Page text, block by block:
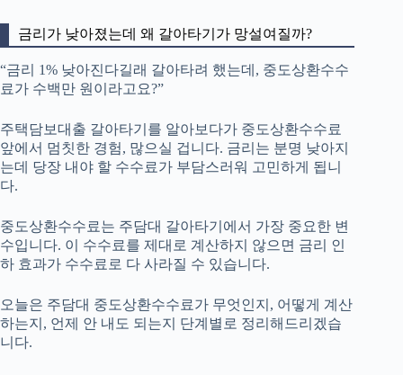
금리가 낮아졌는데 왜 갈아타기가 망설여질까?
“금리 1% 낮아진다길래 갈아타려 했는데, 중도상환수수
료가 수백만 원이라고요?”
주택담보대출 갈아타기를 알아보다가 중도상환수수료
앞에서 멈칫한 경험, 많으실 겁니다. 금리는 분명 낮아지
는데 당장 내야 할 수수료가 부담스러워 고민하게 됩니
다.
중도상환수수료는 주담대 갈아타기에서 가장 중요한 변
수입니다. 이 수수료를 제대로 계산하지 않으면 금리 인
하 효과가 수수료로 다 사라질 수 있습니다.
오늘은 주담대 중도상환수수료가 무엇인지, 어떻게 계산
하는지, 언제 안 내도 되는지 단계별로 정리해드리겠습
니다.